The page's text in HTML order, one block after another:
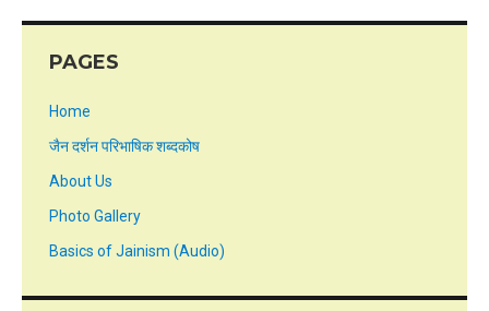
PAGES
Home
जैन दर्शन परिभाषिक शब्दकोष
About Us
Photo Gallery
Basics of Jainism (Audio)